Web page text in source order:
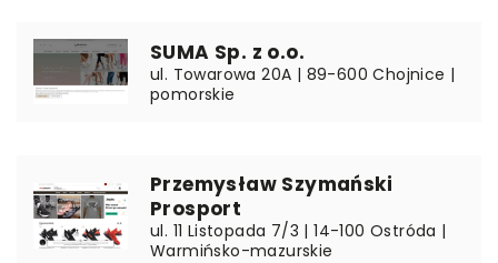
SUMA Sp. z o.o.
ul. Towarowa 20A | 89-600 Chojnice |
pomorskie
Przemysław Szymański
Prosport
ul. 11 Listopada 7/3 | 14-100 Ostróda |
Warmińsko-mazurskie